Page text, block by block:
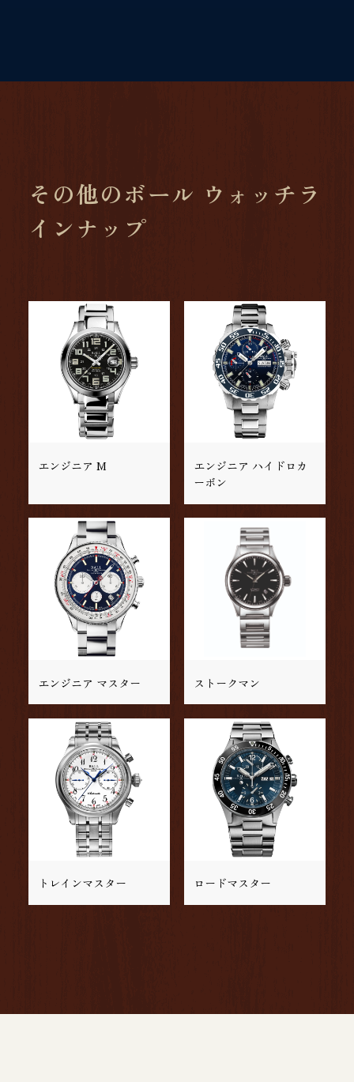
その他のボール ウォッチラ
インナップ
エンジニア M
エンジニア ハイドロカ
ーボン
エンジニア マスター ストークマン
トレインマスター ロードマスター